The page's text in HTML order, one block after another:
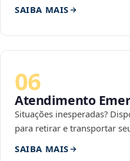
SAIBA MAIS
06
Atendimento
Situações inesperadas?
para retirar e transportar
SAIBA MAIS